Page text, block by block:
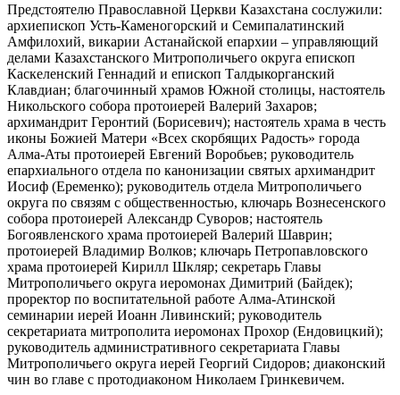
Предстоятелю Православной Церкви Казахстана сослужили:
архиепископ Усть-Каменогорский и Семипалатинский
Амфилохий, викарии Астанайской епархии – управляющий
делами Казахстанского Митрополичьего округа епископ
Каскеленский Геннадий и епископ Талдыкорганский
Клавдиан; благочинный храмов Южной столицы, настоятель
Никольского собора протоиерей Валерий Захаров;
архимандрит Геронтий (Борисевич); настоятель храма в честь
иконы Божией Матери «Всех скорбящих Радость» города
Алма-Аты протоиерей Евгений Воробьев; руководитель
епархиального отдела по канонизации святых архимандрит
Иосиф (Еременко); руководитель отдела Митрополичьего
округа по связям с общественностью, ключарь Вознесенского
собора протоиерей Александр Суворов; настоятель
Богоявленского храма протоиерей Валерий Шаврин;
протоиерей Владимир Волков; ключарь Петропавловского
храма протоиерей Кирилл Шкляр; секретарь Главы
Митрополичьего округа иеромонах Димитрий (Байдек);
проректор по воспитательной работе Алма-Атинской
семинарии иерей Иоанн Ливинский; руководитель
секретариата митрополита иеромонах Прохор (Ендовицкий);
руководитель административного секретариата Главы
Митрополичьего округа иерей Георгий Сидоров; диаконский
чин во главе с протодиаконом Николаем Гринкевичем.